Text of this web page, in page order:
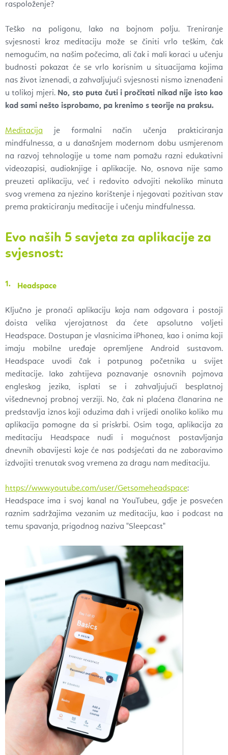
raspoloženje?
Teško na poligonu, lako na bojnom polju. Treniranje
svjesnosti kroz meditaciju može se činiti vrlo teškim, čak
nemogućim, na našim počecima, ali čak i mali koraci u učenju
budnosti pokazat će se vrlo korisnim u situacijama kojima
nas život iznenadi, a zahvaljujući svjesnosti nismo iznenađeni
u tolikoj mjeri. No, sto puta čuti i pročitati nikad nije isto kao
kad sami nešto isprobamo, pa krenimo s teorije na praksu.
Meditacija je formalni način učenja prakticiranja
mindfulnessa, a u današnjem modernom dobu usmjerenom
na razvoj tehnologije u tome nam pomažu razni edukativni
videozapisi, audioknjige i aplikacije. No, osnova nije samo
preuzeti aplikaciju, već i redovito odvojiti nekoliko minuta
svog vremena za njezino korištenje i njegovati pozitivan stav
prema prakticiranju meditacije i učenju mindfulnessa.
Evo naših 5 savjeta za aplikacije za
svjesnost:
Headspace
Ključno je pronaći aplikaciju koja nam odgovara i postoji
doista velika vjerojatnost da ćete apsolutno voljeti
Headspace. Dostupan je vlasnicima iPhonea, kao i onima koji
imaju mobilne uređaje opremljene Android sustavom.
Headspace uvodi čak i potpunog početnika u svijet
meditacije. Iako zahtijeva poznavanje osnovnih pojmova
engleskog jezika, isplati se i zahvaljujući besplatnoj
višednevnoj probnoj verziji. No, čak ni plaćena članarina ne
predstavlja iznos koji oduzima dah i vrijedi onoliko koliko mu
aplikacija pomogne da si priskrbi. Osim toga, aplikacija za
meditaciju Headspace nudi i mogućnost postavljanja
dnevnih obavijesti koje će nas podsjećati da ne zaboravimo
izdvojiti trenutak svog vremena za dragu nam meditaciju.
https://www.youtube.com/user/Getsomeheadspace:
Headspace ima i svoj kanal na YouTubeu, gdje je posvećen
raznim sadržajima vezanim uz meditaciju, kao i podcast na
temu spavanja, prigodnog naziva "Sleepcast"